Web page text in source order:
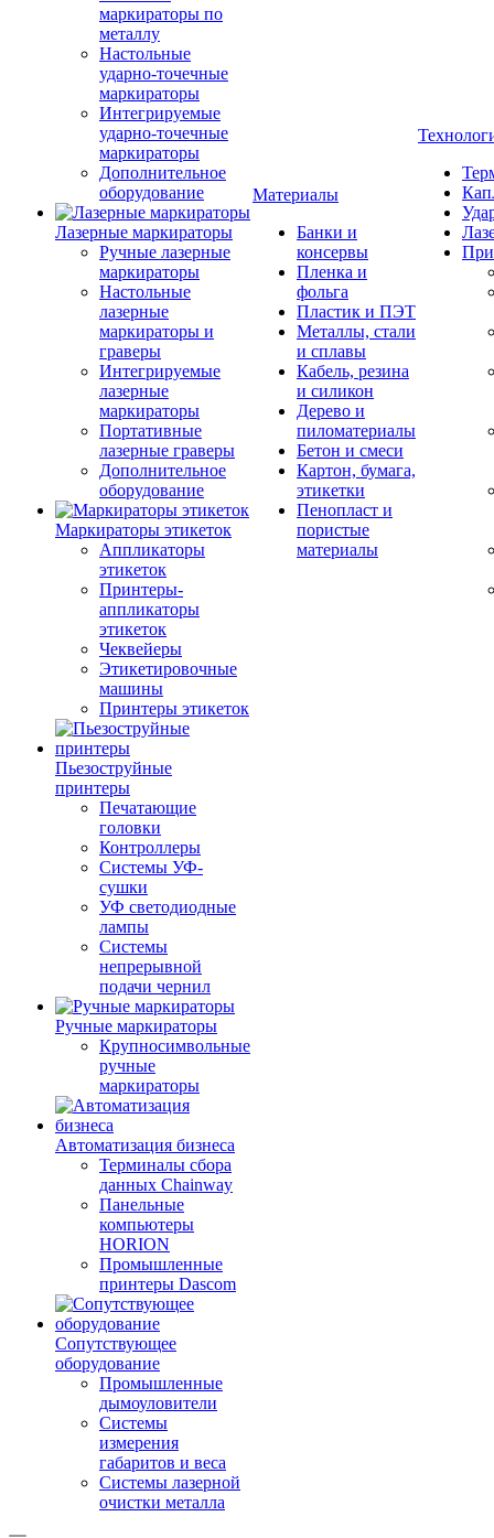
маркираторы по
металлу
Настольные
ударно-точечные
маркираторы
Интегрируемые
ударно-точечные
маркираторы
Дополнительное
оборудование
Лазерные маркираторы
Ручные лазерные
маркираторы
Настольные
лазерные
маркираторы и
граверы
Интегрируемые
лазерные
маркираторы
Портативные
лазерные граверы
Дополнительное
оборудование
Маркираторы этикеток
Аппликаторы
этикеток
Принтеры-
аппликаторы
этикеток
Чеквейеры
Этикетировочные
машины
Принтеры этикеток
Пьезоструйные
принтеры
Печатающие
головки
Контроллеры
Системы УФ-
сушки
УФ светодиодные
лампы
Системы
непрерывной
подачи чернил
Ручные маркираторы
Крупносимвольные
ручные
маркираторы
Автоматизация бизнеса
Терминалы сбора
данных Chainway
Панельные
компьютеры
HORION
Промышленные
принтеры Dascom
Сопутствующее
оборудование
Промышленные
дымоуловители
Системы
измерения
габаритов и веса
Системы лазерной
очистки металла
Материалы
Банки и
консервы
Пленка и
фольга
Пластик и ПЭТ
Металлы, стали
и сплавы
Кабель, резина
и силикон
Дерево и
пиломатериалы
Бетон и смеси
Картон, бумага,
этикетки
Пенопласт и
пористые
материалы